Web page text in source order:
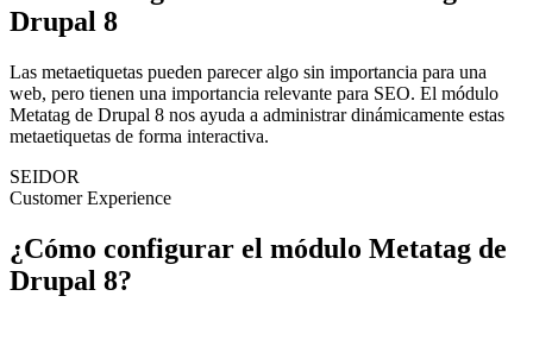
Drupal 8
Las metaetiquetas pueden parecer algo sin importancia para una
web, pero tienen una importancia relevante para SEO. El módulo
Metatag de Drupal 8 nos ayuda a administrar dinámicamente estas
metaetiquetas de forma interactiva.
SEIDOR
Customer Experience
¿Cómo configurar el módulo Metatag de
Drupal 8?